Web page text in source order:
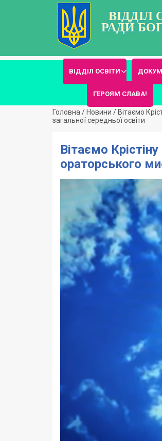
ВІДДІЛ
РАДИ
ВІДДІЛ ОСВІТИ
ГЕРОЯМ СЛАВА!
Головна / Новини / Вітаємо
загальної середньої освіти
Вітаємо
ораторського